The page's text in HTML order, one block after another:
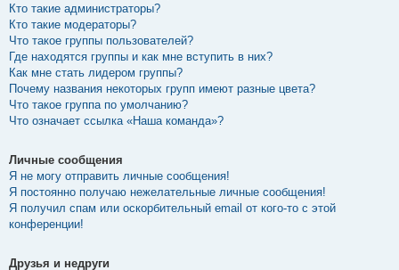
Кто такие администраторы?
Кто такие модераторы?
Что такое группы пользователей?
Где находятся группы и как мне вступить в них?
Как мне стать лидером группы?
Почему названия некоторых групп имеют разные цвета?
Что такое группа по умолчанию?
Что означает ссылка «Наша команда»?
Личные сообщения
Я не могу отправить личные сообщения!
Я постоянно получаю нежелательные личные сообщения!
Я получил спам или оскорбительный email от кого-то с этой
конференции!
Друзья и недруги